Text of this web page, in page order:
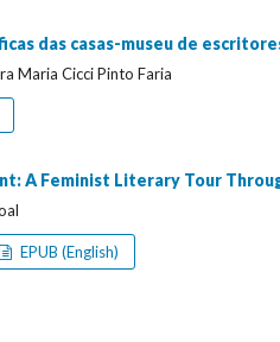
das casas-museu de
Maria Cicci Pinto Faria
A Feminist Literary Tour
EPUB (English)